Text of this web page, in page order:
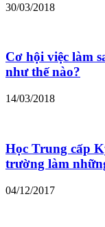
30/03/2018
Cơ hội việc làm
như thế nào?
14/03/2018
Học Trung cấp
trường làm
04/12/2017